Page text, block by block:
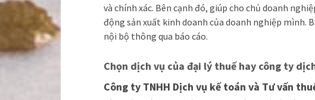
và chính xác. Bên cạnh đó, giúp cho chủ doanh
động sản xuất kinh doanh của doanh nghiệp
nội bộ thông qua báo cáo.
Chọn dịch vụ của đại lý thuế hay công ty
Công ty TNHH Dịch vụ kế toán và Tư vấn